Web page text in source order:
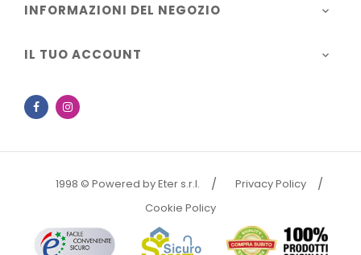
INFORMAZIONI DEL NEGOZIO 
IL TUO ACCOUNT 
Facebook
1998 © Powered by Eter s.r.l.
Privacy Policy
Cookie Policy